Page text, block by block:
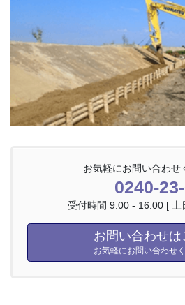
お気軽にお問い合わせ
0240-
受付時間 9:00 - 16:00 [ 土
お問い合わせは
お気軽にお問い合わせく